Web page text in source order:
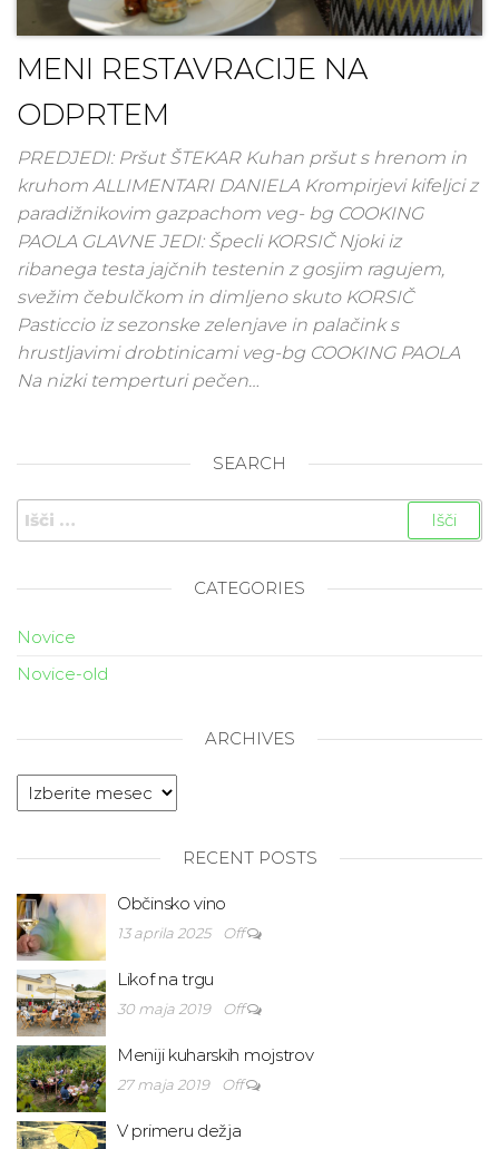
MENI RESTAVRACIJE NA
ODPRTEM
PREDJEDI: Pršut ŠTEKAR Kuhan pršut s hrenom in
kruhom ALLIMENTARI DANIELA Krompirjevi kifeljci z
paradižnikovim gazpachom veg- bg COOKING
PAOLA GLAVNE JEDI: Špecli KORSIČ Njoki iz
ribanega testa jajčnih testenin z gosjim ragujem,
svežim čebulčkom in dimljeno skuto KORSIČ
Pasticcio iz sezonske zelenjave in palačink s
hrustljavimi drobtinicami veg-bg COOKING PAOLA
Na nizki temperturi pečen…
SEARCH
CATEGORIES
Novice
Novice-old
ARCHIVES
RECENT POSTS
Občinsko vino
13 aprila 2025 Off
Likof na trgu
30 maja 2019 Off
Meniji kuharskih mojstrov
27 maja 2019 Off
V primeru dežja